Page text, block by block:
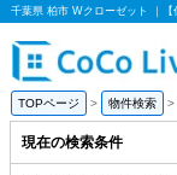
TOPページ 物件検索
現在の検索条件